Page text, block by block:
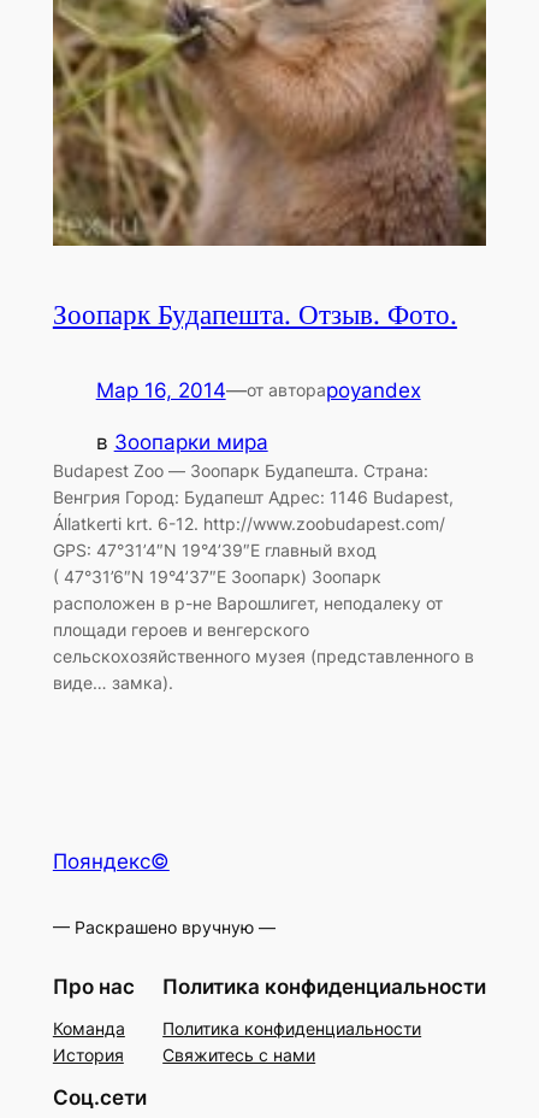
Зоопарк Будапешта. Отзыв. Фото.
Мар 16, 2014—от автораpoyandex
в Зоопарки мира
Budapest Zoo — Зоопарк Будапешта. Страна:
Венгрия Город: Будапешт Адрес: 1146 Budapest,
Állatkerti krt. 6-12. http://www.zoobudapest.com/
GPS: 47°31’4″N 19°4’39″E главный вход
( 47°31’6″N 19°4’37″E Зоопарк) Зоопарк
расположен в р-не Варошлигет, неподалеку от
площади героев и венгерского
сельскохозяйственного музея (представленного в
виде… замка).
Пояндекс©
— Раскрашено вручную —
Про нас
Команда
История
Политика конфиденциальности
Политика конфиденциальности
Свяжитесь с нами
Соц.сети